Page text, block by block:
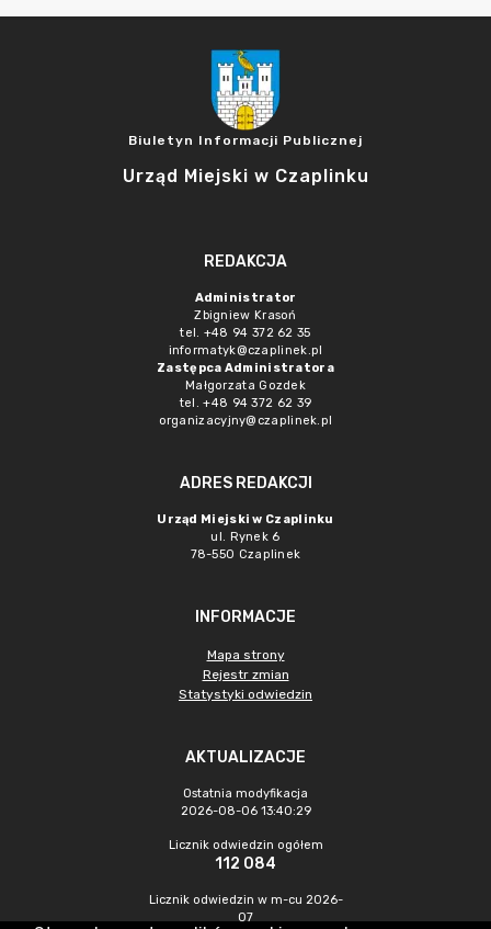
Biuletyn Informacji Publicznej
Urząd Miejski w Czaplinku
REDAKCJA
Administrator
Zbigniew Krasoń
tel. +48 94 372 62 35
informatyk@czaplinek.pl
Zastępca Administratora
Małgorzata Gozdek
tel. +48 94 372 62 39
organizacyjny@czaplinek.pl
ADRES REDAKCJI
Urząd Miejski w Czaplinku
ul. Rynek 6
78-550 Czaplinek
INFORMACJE
Mapa strony
Rejestr zmian
Statystyki odwiedzin
AKTUALIZACJE
Ostatnia modyfikacja
2026-08-06 13:40:29
Licznik odwiedzin ogółem
112 084
Licznik odwiedzin w m-cu 2026-
07